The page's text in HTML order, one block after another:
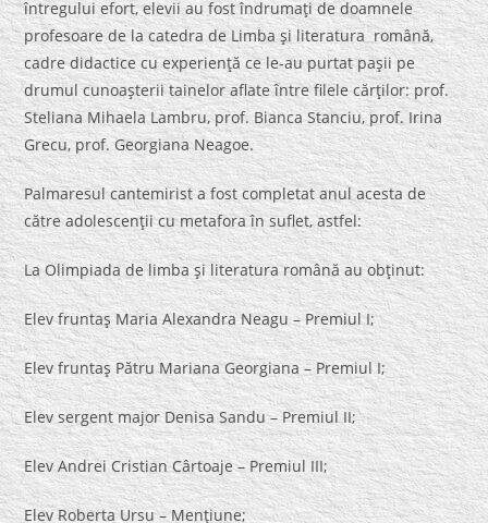
întregului efort, elevii au fost îndrumaţi de doamnele
profesoare de la catedra de Limba şi literatura română,
cadre didactice cu experienţă ce le-au purtat paşii pe
drumul cunoaşterii tainelor aflate între filele cărţilor: prof.
Steliana Mihaela Lambru, prof. Bianca Stanciu, prof. Irina
Grecu, prof. Georgiana Neagoe.
Palmaresul cantemirist a fost completat anul acesta de
către adolescenţii cu metafora în suflet, astfel:
La Olimpiada de limba şi literatura română au obţinut:
Elev fruntaş Maria Alexandra Neagu – Premiul I;
Elev fruntaş Pătru Mariana Georgiana – Premiul I;
Elev sergent major Denisa Sandu – Premiul II;
Elev Andrei Cristian Cârtoaje – Premiul III;
Elev Roberta Ursu – Menţiune;